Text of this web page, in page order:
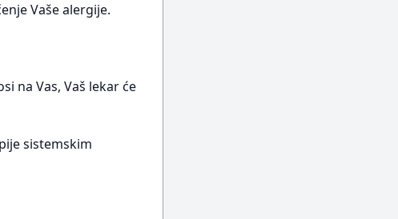
Vaše alergije.
na Vas, Vaš lekar će
sistemskim